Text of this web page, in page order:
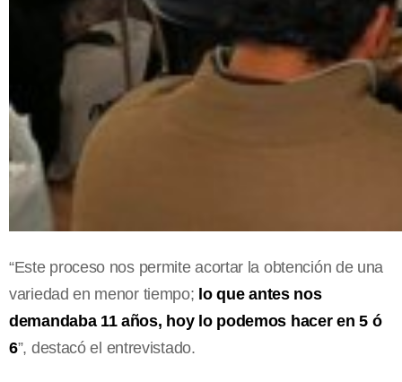
“Este proceso nos permite acortar la obtención de una
variedad en menor tiempo; lo que antes nos
demandaba 11 años, hoy lo podemos hacer en 5 ó
6”, destacó el entrevistado.